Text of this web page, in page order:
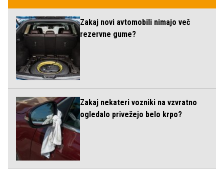
Zakaj novi avtomobili nimajo več
rezervne gume?
Zakaj nekateri vozniki na vzvratno
ogledalo privežejo belo krpo?